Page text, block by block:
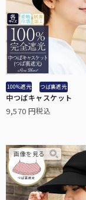
ロクロの上げ下げだ
女性の一般的な雨傘
します。
袖口と腕回りにゆと
サッと上に羽織るだ
オフィスでも自然に
テラヘルツ鉱石を配
100%遮光 つば裏遮光
中つばキャスケット
9,570 税込